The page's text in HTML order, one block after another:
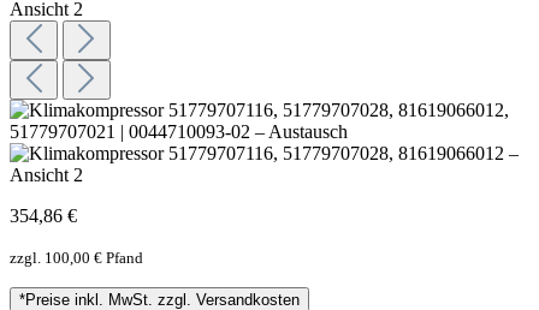
354,86 €
zzgl. 100,00 € Pfand
*Preise inkl. MwSt. zzgl. Versandkosten